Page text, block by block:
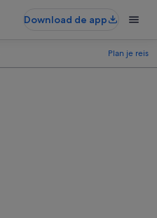
Download de app
Plan je reis